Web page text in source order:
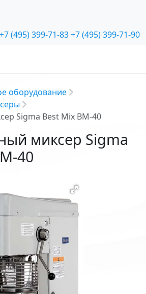
+7 (495) 399-71-83+7 (495) 399-71-90
оборудование
Sigma Best Mix BM-40
миксер Sigma
40